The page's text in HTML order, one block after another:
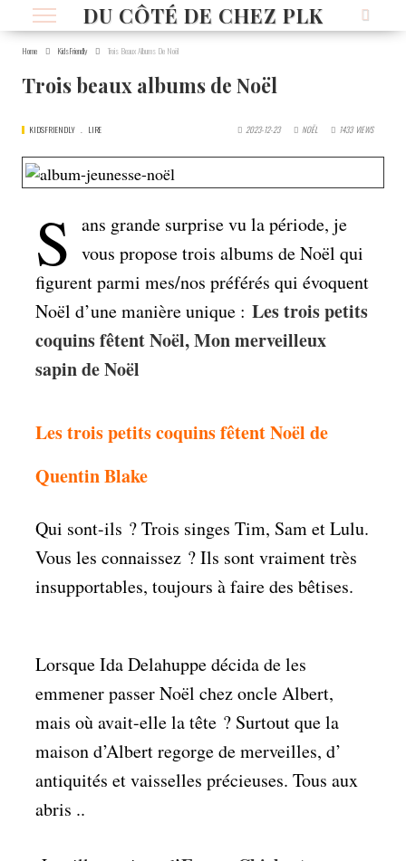
DU CÔTÉ DE CHEZ PLK
Home KidsFriendly Trois Beaux Albums De Noël
Trois beaux albums de Noël
KIDSFRIENDLY LIRE 2023-12-23 NOËL 1433 VIEWS
S ans grande surprise vu la période, je
vous propose trois albums de Noël qui
figurent parmi mes/nos préférés qui évoquent
Noël d’une manière unique : Les trois petits
coquins fêtent Noël, Mon merveilleux
sapin de Noël
Les trois petits coquins fêtent Noël de
Quentin Blake
Qui sont-ils ? Trois singes Tim, Sam et Lulu.
Vous les connaissez ? Ils sont vraiment très
insupportables, toujours à faire des bêtises.
Lorsque Ida Delahuppe décida de les
emmener passer Noël chez oncle Albert,
mais où avait-elle la tête ? Surtout que la
maison d’Albert regorge de merveilles, d’
antiquités et vaisselles précieuses. Tous aux
abris ..